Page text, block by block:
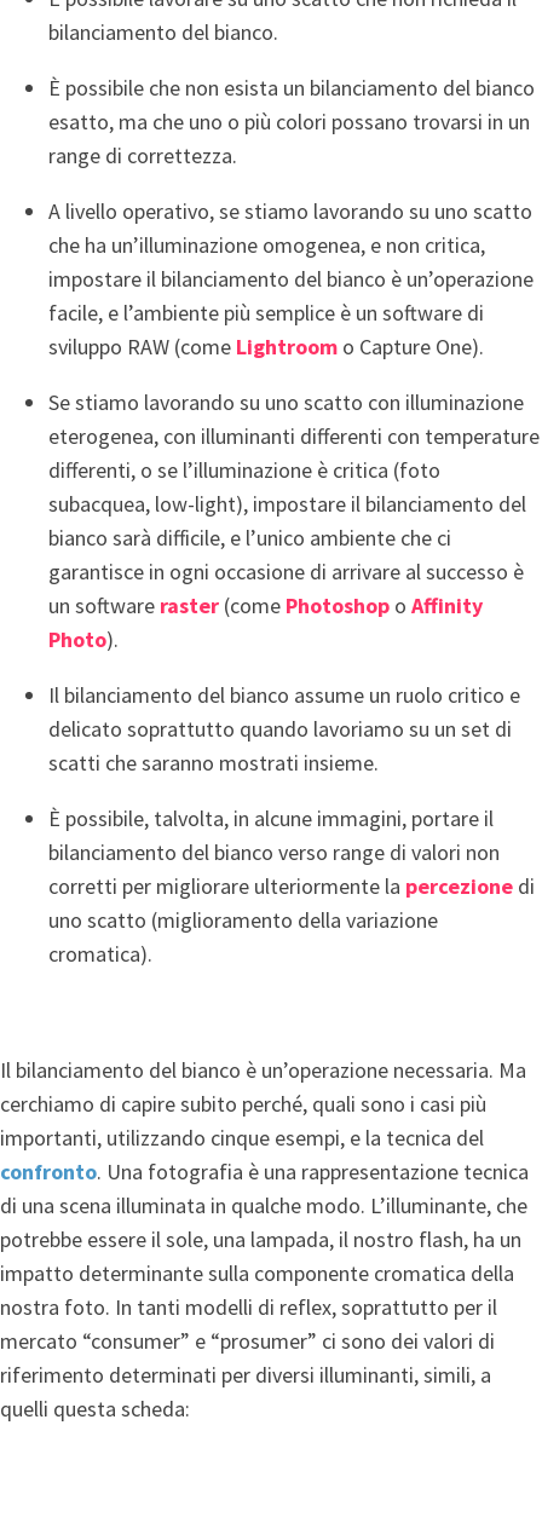
bilanciamento del bianco.
È possibile che non esista un bilanciamento del bianco
esatto, ma che uno o più colori possano trovarsi in un
range di correttezza.
A livello operativo, se stiamo lavorando su uno scatto
che ha un’illuminazione omogenea, e non critica,
impostare il bilanciamento del bianco è un’operazione
facile, e l’ambiente più semplice è un software di
sviluppo RAW (come Lightroom o Capture One).
Se stiamo lavorando su uno scatto con illuminazione
eterogenea, con illuminanti differenti con temperature
differenti, o se l’illuminazione è critica (foto
subacquea, low-light), impostare il bilanciamento del
bianco sarà difficile, e l’unico ambiente che ci
garantisce in ogni occasione di arrivare al successo è
un software raster (come Photoshop o Affinity
Photo).
Il bilanciamento del bianco assume un ruolo critico e
delicato soprattutto quando lavoriamo su un set di
scatti che saranno mostrati insieme.
È possibile, talvolta, in alcune immagini, portare il
bilanciamento del bianco verso range di valori non
corretti per migliorare ulteriormente la percezione di
uno scatto (miglioramento della variazione
cromatica).
Il bilanciamento del bianco è un’operazione necessaria. Ma
cerchiamo di capire subito perché, quali sono i casi più
importanti, utilizzando cinque esempi, e la tecnica del
confronto. Una fotografia è una rappresentazione tecnica
di una scena illuminata in qualche modo. L’illuminante, che
potrebbe essere il sole, una lampada, il nostro flash, ha un
impatto determinante sulla componente cromatica della
nostra foto. In tanti modelli di reflex, soprattutto per il
mercato “consumer” e “prosumer” ci sono dei valori di
riferimento determinati per diversi illuminanti, simili, a
quelli questa scheda: